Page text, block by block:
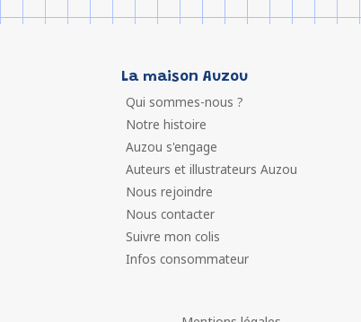
La maison Auzou
Qui sommes-nous ?
Notre histoire
Auzou s'engage
Auteurs et illustrateurs Auzou
Nous rejoindre
Nous contacter
Suivre mon colis
Infos consommateur